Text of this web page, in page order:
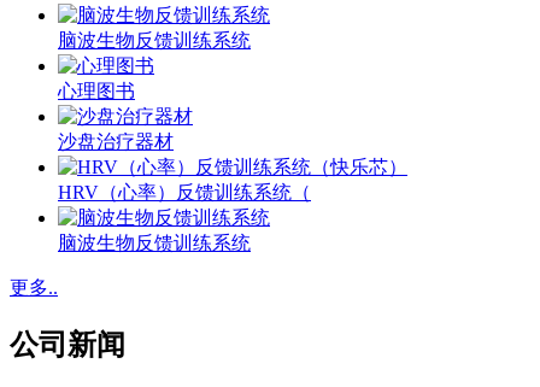
脑波生物反馈训练系统
心理图书
沙盘治疗器材
HRV（心率）反馈训练系统（
脑波生物反馈训练系统
更多..
公司新闻